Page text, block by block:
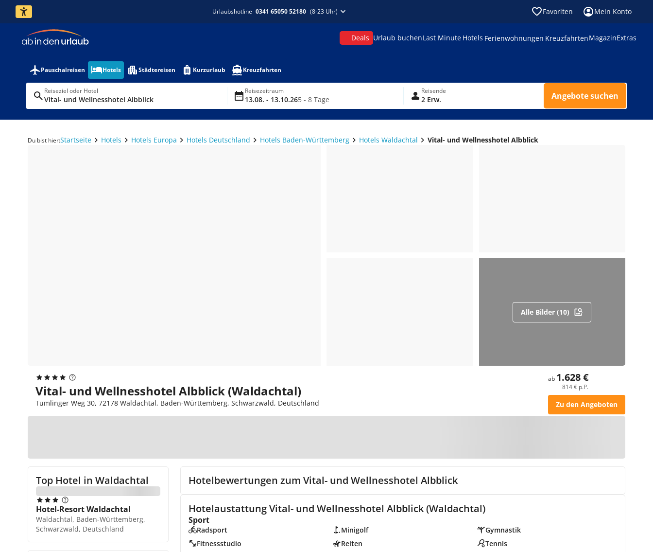
Urlaubshotline 0341 65050 52180 (8-23 Uhr) Favoriten Mein Konto
Deals Urlaub buchenLast Minute Hotels Ferienwohnungen KreuzfahrtenMagazinExtras
Pauschalreisen Hotels Städtereisen Kurzurlaub Kreuzfahrten
Reiseziel oder Hotel
Vital- und Wellnesshotel Albblick
Reisezeitraum
13.08. - 13.10.265 - 8 Tage
Reisende
2 Erw. Angebote suchen
Du bist hier:Startseite Hotels Hotels Europa Hotels Deutschland Hotels Baden-Württemberg Hotels Waldachtal Vital- und Wellnesshotel Albblick
Alle Bilder (10)
Vital- und Wellnesshotel Albblick (Waldachtal)
Tumlinger Weg 30, 72178 Waldachtal, Baden-Württemberg, Schwarzwald, Deutschland
ab 1.628 €
814 € p.P.
Zu den Angeboten
Top Hotel in Waldachtal
Hotel-Resort Waldachtal
Waldachtal, Baden-Württemberg,
Schwarzwald, Deutschland
Hotelbewertungen zum Vital- und Wellnesshotel Albblick
Hotelaustattung Vital- und Wellnesshotel Albblick (Waldachtal)
Sport
Radsport Minigolf
Gymnastik
Fitnessstudio
Reiten
Tennis